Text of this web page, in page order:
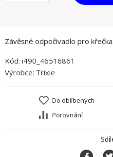
Závěsné odpočivadlo pro
Kód: i490_46516861
Výrobce: Trixie
Do oblíbených
Porovnání